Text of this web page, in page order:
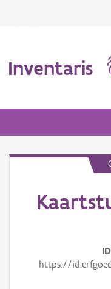
Inventaris
Aanduidingsobject
ID
https://